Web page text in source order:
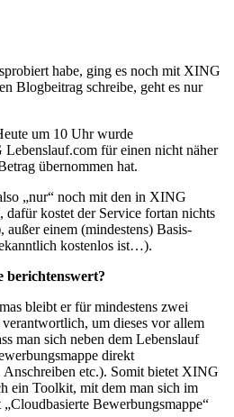
habe, ging es noch mit XING
Blogbeitrag schreibe, geht es nur
um 10 Uhr wurde
Lebenslauf.com für einen nicht näher
übernommen hat.
„nur“ noch mit den in XING
dafür kostet der Service fortan nichts
einem (mindestens) Basis-
kostenlos ist…).
berichtenswert?
bleibt er für mindestens zwei
um dieses vor allem
man sich neben dem Lebenslauf
direkt
Anschreiben etc.). Somit bietet XING
ein Toolkit, mit dem man sich im
Bewerbungsmappe“